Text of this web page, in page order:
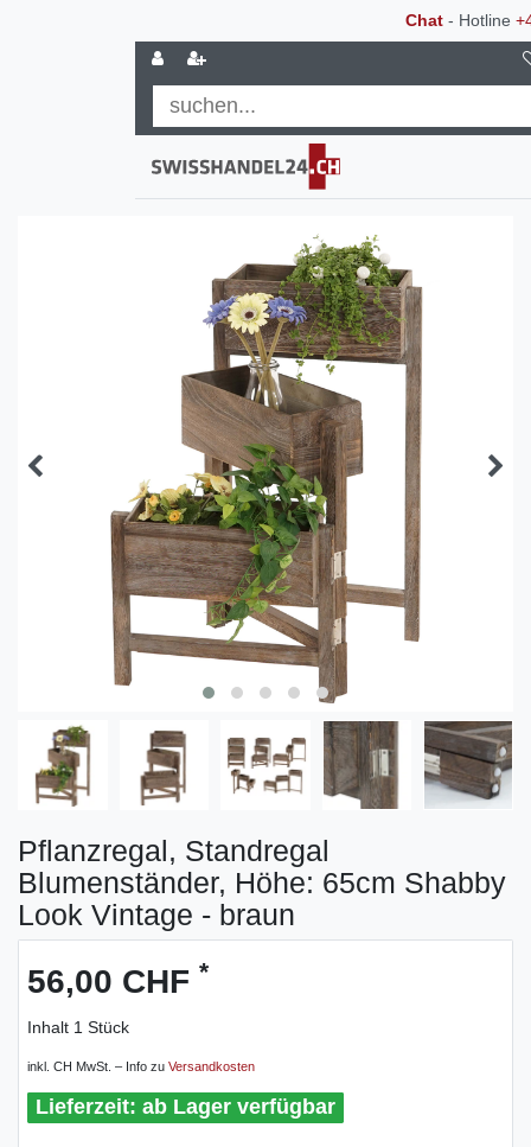
Chat- Hotline
Pflanzregal, Standregal
Blumenständer, Höhe: 65cm Shabby
Look Vintage - braun
56,00 CHF *
Inhalt 1 Stück
inkl. CH MwSt. – Info zu Versandkosten
ab Lager verfügbar